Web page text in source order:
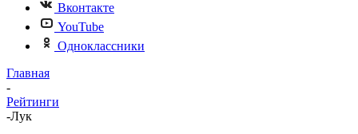
Вконтакте
YouTube
Одноклассники
Главная
-
Рейтинги
-Лук